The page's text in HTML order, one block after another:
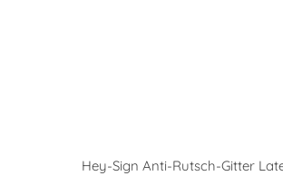
Hey-Sign Anti-Rutsch-Gitter